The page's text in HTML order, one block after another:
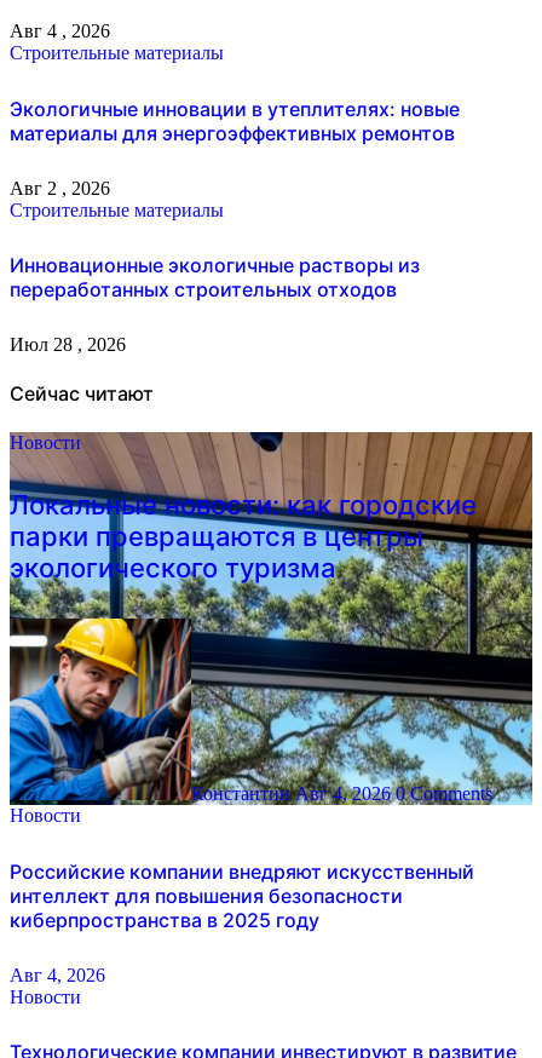
Авг 4 , 2026
Строительные материалы
Экологичные инновации в утеплителях: новые
материалы для энергоэффективных ремонтов
Авг 2 , 2026
Строительные материалы
Инновационные экологичные растворы из
переработанных строительных отходов
Июл 28 , 2026
Сейчас читают
Новости
Локальные новости: как городские
парки превращаются в центры
экологического туризма
КонстантинАвг 4, 2026 0 Comments
Новости
Российские компании внедряют искусственный
интеллект для повышения безопасности
киберпространства в 2025 году
Авг 4, 2026
Новости
Технологические компании инвестируют в развитие